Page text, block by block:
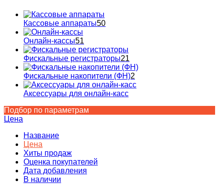
Кассовые аппараты50
Онлайн-кассы51
Фискальные регистраторы21
Фискальные накопители (ФН)2
Аксессуары для онлайн-касс
Подбор по параметрам
Цена
Название
Цена
Хиты продаж
Оценка покупателей
Дата добавления
В наличии